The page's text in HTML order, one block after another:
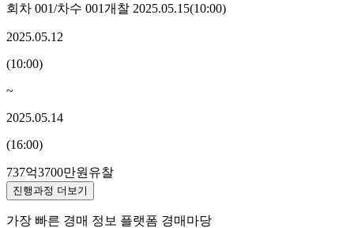
회차 001/차수 001개찰 2025.05.15(10:00)
2025.05.12
(10:00)
~
2025.05.14
(16:00)
737억3700만원 유찰
진행과정 더보기
가장 빠른 경매 정보 플랫폼 경매마당